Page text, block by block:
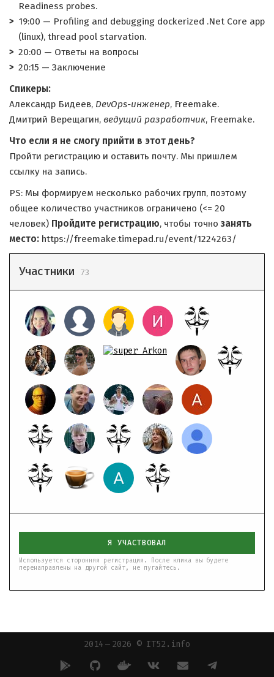
Readiness probes.
19:00 — Profiling and debugging dockerized .Net Core app
(linux), thread pool starvation.
20:00 — Ответы на вопросы
20:15 — Заключение
Спикеры:
Александр Бидеев, DevOps-инженер, Freemake.
Дмитрий Верещагин, ведущий разработчик, Freemake.
Что если я не смогу прийти в этот день?
Пройти регистрацию и оставить почту. Мы пришлем
ссылку на запись.
PS: Мы формируем несколько рабочих групп, поэтому
общее количество участников ограничено (<= 20
человек) Пройдите регистрацию, чтобы точно занять
место: https://freemake.timepad.ru/event/1224263/
Участники 73
Я УЧАСТВОВАЛ
Используется сторонняя регистрация. После клика вы будете
перенаправлены на другой сайт, не пугайтесь.
2014 — 2026 © IT52.info